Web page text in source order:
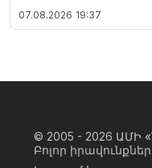
07.08.2026 19:37
© 2005 - 2026 ԱՄԻ
Բոլոր